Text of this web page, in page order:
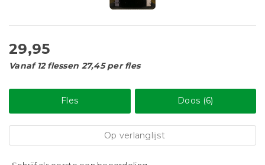
29,95
Vanaf 12 flessen 27,45 per fles
Fles Doos (6)
Op verlanglijst